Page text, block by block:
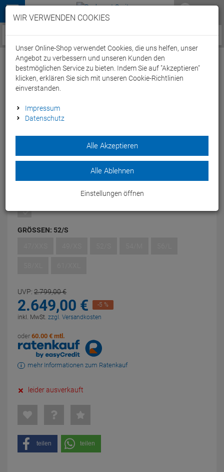
Menü
Service / Hilfe
Scott Speedster Gravel 10 Gravel Roadbike
- 52/S marble grey/black
Mit dem Scott Speedster Gravel 10 Gravel Roadbike fährst Du
MARBLE GREY/BLACK
GRÖSSEN: 52/S
UVP: 2.799,00€
2.649,00 €
-5 %
inkl. MwSt. zzgl. Versandkosten
oder 60.00 € mtl.
mehr Informationen zum Ratenkauf
leider ausverkauft
teilen teilen
WIR VERWENDEN COOKIES
Unser Online-Shop verwendet Cookies, die uns helfen, unser
Angebot zu verbessern und unseren Kunden den
bestmöglichen Service zu bieten. Indem Sie auf "Akzeptieren"
klicken, erklären Sie sich mit unseren Cookie-Richtlinien
einverstanden.
Impressum
Datenschutz
Alle Akzeptieren
Alle Ablehnen
Einstellungen öffnen